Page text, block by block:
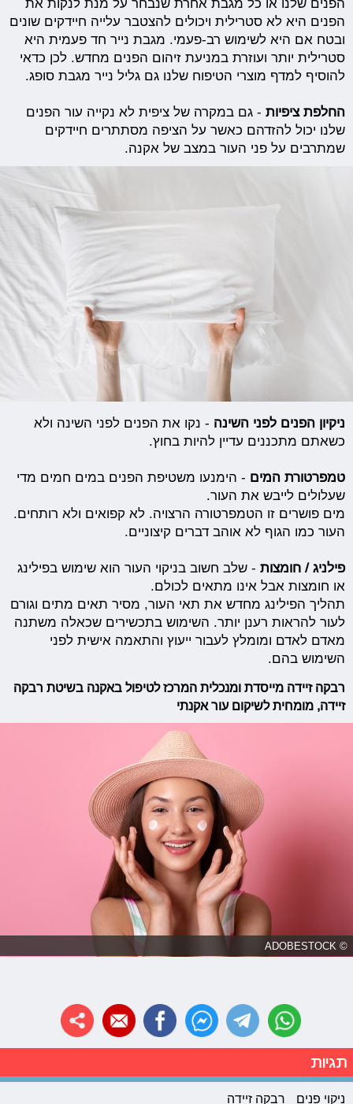
הפנים שלנו או כל מגבת אחרת שנבחר על מנת לנקות את
הפנים היא לא סטרילית ויכולים להצטבר עלייה חיידקים שונים
ובטח אם היא לשימוש רב-פעמי. מגבת נייר חד פעמית היא
סטרילית יותר ועוזרת במניעת זיהום הפנים מחדש. לכן כדאי
להוסיף למדף מוצרי הטיפוח שלנו גם גליל נייר מגבת סופג.
החלפת ציפיות - גם במקרה של ציפית לא נקייה עור הפנים
שלנו יכול להזדהם כאשר על הציפה מסתתרים חיידקים
שמתרבים על פני העור במצב של אקנה.
ניקיון הפנים לפני השינה - נקו את הפנים לפני השינה ולא
כשאתם מתכננים עדיין להיות בחוץ.
טמפרטורת המים - הימנעו משטיפת הפנים במים חמים מדי
שעלולים לייבש את העור.
מים פושרים זו הטמפרטורה הרצויה. לא קפואים ולא רותחים.
העור כמו הגוף לא אוהב דברים קיצוניים.
פילניג / חומצות - שלב חשוב בניקוי העור הוא שימוש בפילינג
או חומצות אבל אינו מתאים לכולם.
תהליך הפילינג מחדש את תאי העור, מסיר תאים מתים וגורם
לעור להראות רענן יותר. השימוש בתכשירים שכאלה משתנה
מאדם לאדם ומומלץ לעבור ייעוץ והתאמה אישית לפני
השימוש בהם.
רבקה זיידה מייסדת ומנכלית המרכז לטיפול באקנה בשיטת רבקה
זיידה, מומחית לשיקום עור אקנתי
© ADOBESTOCK
תגיות
ניקוי פנים רבקה זיידה